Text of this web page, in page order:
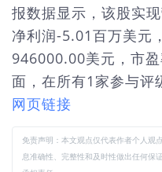
报数据显示，该股实
净利润-5.01百万美元
946000.00美元，市
面，在所有1家参与评
网页链接
免责声明：本文观点仅代表作者个人观
息准确性、完整性和及时性做出任何保